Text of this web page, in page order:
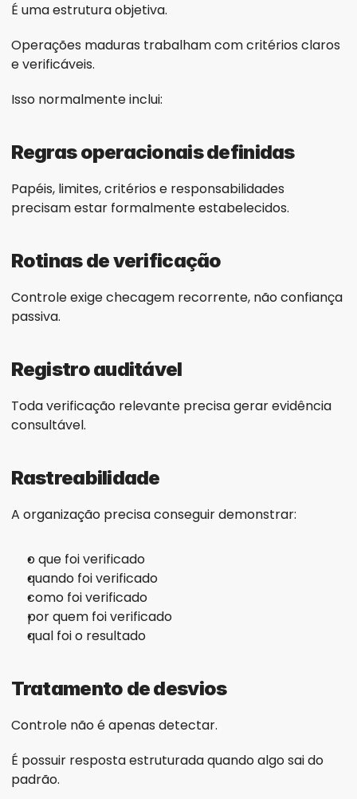
É uma estrutura objetiva.
Operações maduras trabalham com critérios claros
e verificáveis.
Isso normalmente inclui:
Regras operacionais definidas
Papéis, limites, critérios e responsabilidades
precisam estar formalmente estabelecidos.
Rotinas de verificação
Controle exige checagem recorrente, não confiança
passiva.
Registro auditável
Toda verificação relevante precisa gerar evidência
consultável.
Rastreabilidade
A organização precisa conseguir demonstrar:
o que foi verificado
quando foi verificado
como foi verificado
por quem foi verificado
qual foi o resultado
Tratamento de desvios
Controle não é apenas detectar.
É possuir resposta estruturada quando algo sai do
padrão.